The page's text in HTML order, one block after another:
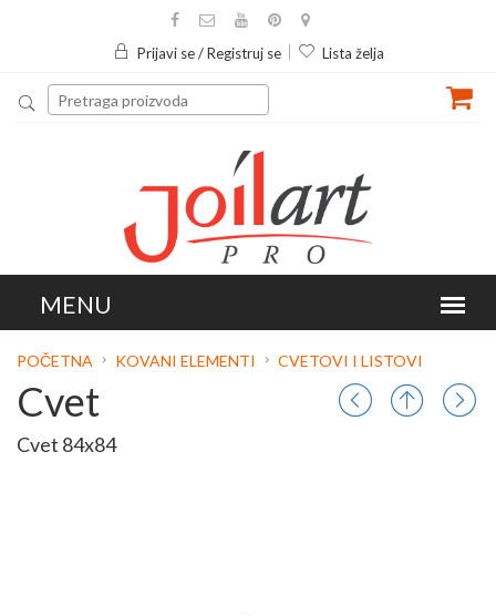
Prijavi se / Registruj se Lista želja
POČETNA KOVANI ELEMENTI CVETOVI I LISTOVI
Cvet
Cvet 84x84